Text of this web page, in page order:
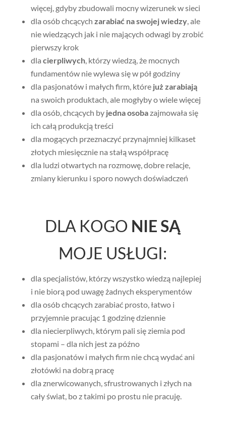
więcej, gdyby zbudowali mocny wizerunek w sieci
dla osób chcących zarabiać na swojej wiedzy, ale
nie wiedzących jak i nie mających odwagi by zrobić
pierwszy krok
dla cierpliwych, którzy wiedzą, że mocnych
fundamentów nie wylewa się w pół godziny
dla pasjonatów i małych firm, które już zarabiają
na swoich produktach, ale mogłyby o wiele więcej
dla osób, chcących by jedna osobazajmowała się
ich całą produkcją treści
dla mogących przeznaczyć przynajmniej kilkaset
złotych miesięcznie na stałą współpracę
dla ludzi otwartych na rozmowę, dobre relacje,
zmiany kierunku i sporo nowych doświadczeń
DLA KOGO NIE SĄ
MOJE USŁUGI:
dla specjalistów, którzy wszystko wiedzą najlepiej
i nie biorą pod uwagę żadnych eksperymentów
dla osób chcących zarabiać prosto, łatwo i
przyjemnie pracując 1 godzinę dziennie
dla niecierpliwych, którym pali się ziemia pod
stopami – dla nich jest za późno
dla pasjonatów i małych firm nie chcą wydać ani
złotówki na dobrą pracę
dla znerwicowanych, sfrustrowanych i złych na
cały świat, bo z takimi po prostu nie pracuję.